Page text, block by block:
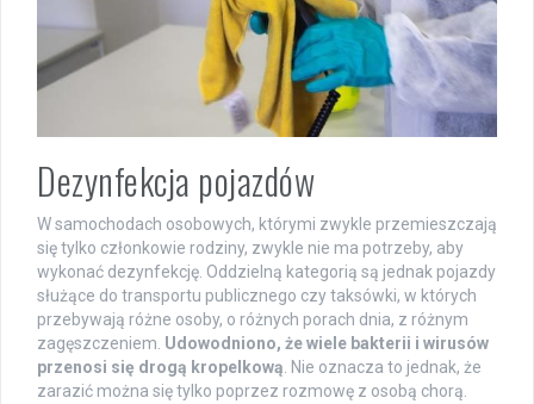
Dezynfekcja pojazdów
W samochodach osobowych, którymi zwykle przemieszczają
się tylko członkowie rodziny, zwykle nie ma potrzeby, aby
wykonać dezynfekcję. Oddzielną kategorią są jednak pojazdy
służące do transportu publicznego czy taksówki, w których
przebywają różne osoby, o różnych porach dnia, z różnym
zagęszczeniem. Udowodniono, że wiele bakterii i wirusów
przenosi się drogą kropelkową . Nie oznacza to jednak, że
zarazić można się tylko poprzez rozmowę z osobą chorą.